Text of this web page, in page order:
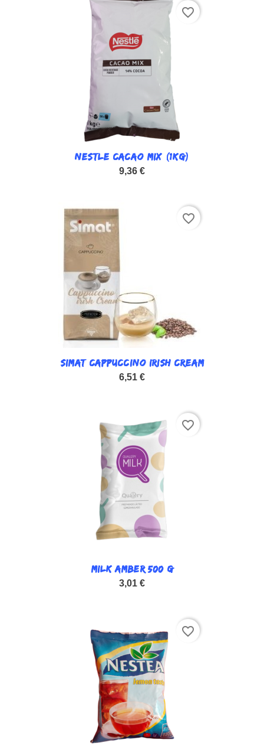
NESTLE CACAO MIX (1KG)
9,36 €
favorite_border
SIMAT CAPPUCCINO IRISH CREAM
6,51 €
favorite_border
MILK AMBER 500 G
3,01 €
favorite_border
favorite_border